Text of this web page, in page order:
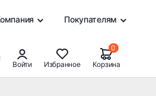
Покупателям
Войти Избранное
0
Корзина